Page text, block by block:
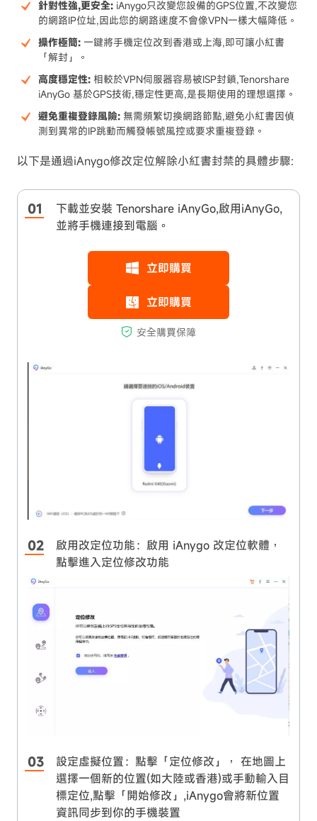
針對性強,更安全: iAnygo只改變您設備的GPS位置,不改變您
的網路IP位址,因此您的網路速度不會像VPN一樣大幅降低。
操作極簡: 一鍵將手機定位改到香港或上海,即可讓小紅書
「解封」。
高度穩定性: 相較於VPN伺服器容易被ISP封鎖,Tenorshare
iAnyGo 基於GPS技術,穩定性更高,是長期使用的理想選擇。
避免重複登錄風險: 無需頻繁切換網路節點,避免小紅書因偵
測到異常的IP跳動而觸發帳號風控或要求重複登錄。
以下是通過iAnygo修改定位解除小紅書封禁的具體步驟:
下載並安裝 Tenorshare iAnyGo,啟用iAnyGo,
並將手機連接到電腦。
啟用改定位功能：啟用 iAnygo 改定位軟體，
點擊進入定位修改功能
設定虛擬位置：點擊「定位修改」， 在地圖上
選擇一個新的位置(如大陸或香港)或手動輸入目
標定位,點擊「開始修改」,iAnygo會將新位置
資訊同步到你的手機裝置